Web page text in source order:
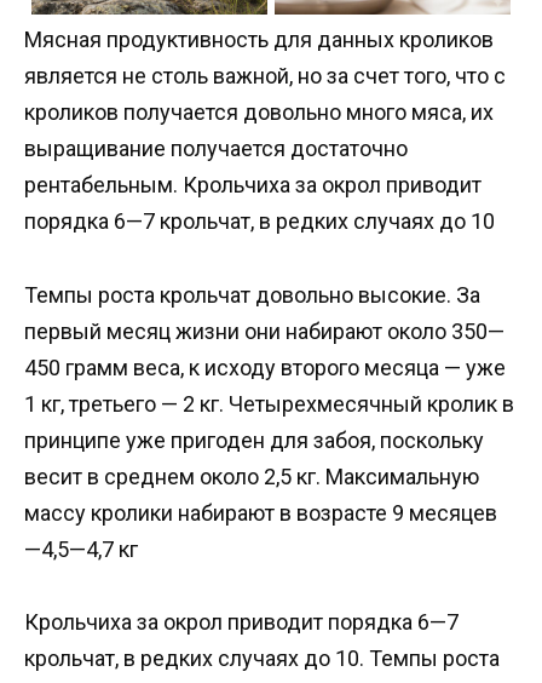
Мясная продуктивность для данных кроликов
является не столь важной, но за счет того, что с
кроликов получается довольно много мяса, их
выращивание получается достаточно
рентабельным. Крольчиха за окрол приводит
порядка 6—7 крольчат, в редких случаях до 10
Темпы роста крольчат довольно высокие. За
первый месяц жизни они набирают около 350—
450 грамм веса, к исходу второго месяца — уже
1 кг, третьего — 2 кг. Четырехмесячный кролик в
принципе уже пригоден для забоя, поскольку
весит в среднем около 2,5 кг. Максимальную
массу кролики набирают в возрасте 9 месяцев
—4,5—4,7 кг
Крольчиха за окрол приводит порядка 6—7
крольчат, в редких случаях до 10. Темпы роста